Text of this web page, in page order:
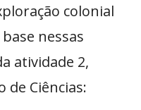
colonial
nessas
atividade 2,
de Ciências: